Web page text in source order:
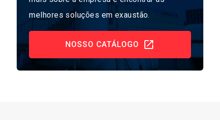
melhores soluções em exaustão.
NOSSO CATÁLOGO